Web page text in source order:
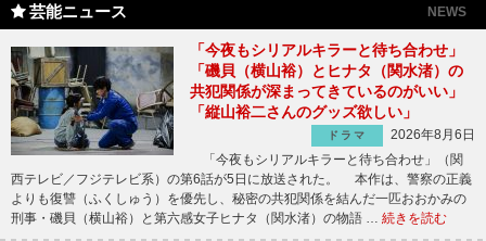
芸能ニュース NEWS
「今夜もシリアルキラーと待ち合わせ」
「磯貝（横山裕）とヒナタ（関水渚）の
共犯関係が深まってきているのがいい」
「縦山裕二さんのグッズ欲しい」
ドラマ
2026年8月6日
「今夜もシリアルキラーと待ち合わせ」（関
西テレビ／フジテレビ系）の第6話が5日に放送された。 本作は、警察の正義
よりも復讐（ふくしゅう）を優先し、秘密の共犯関係を結んだ一匹おおかみの
刑事・磯貝（横山裕）と第六感女子ヒナタ（関水渚）の物語 … 続きを読む